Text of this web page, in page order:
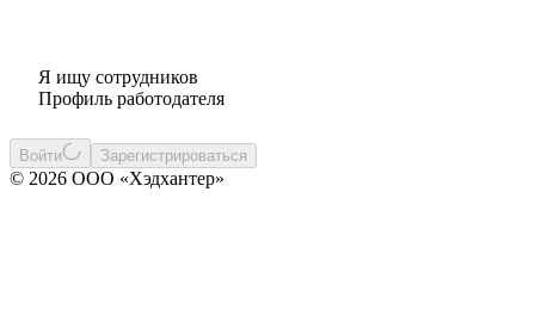
Я ищу сотрудников
Профиль работодателя
Войти Зарегистрироваться
© 2026 ООО «Хэдхантер»